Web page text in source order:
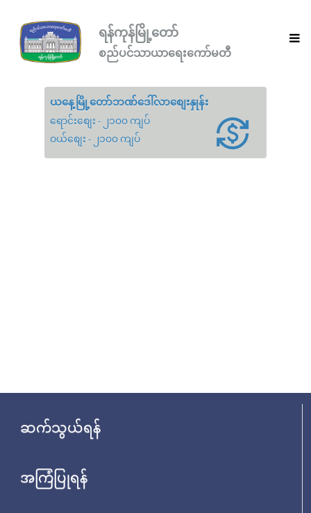
ရန်ကုန်မြို့တော်
စည်ပင်သာယာရေးကော်မတီ
ယနေ့မြို့တော်ဘဏ်ဒေါ်လာစျေးနှုန်း
ရောင်းစျေး - ၂၁၀၀ ကျပ်
ဝယ်စျေး - ၂၁၀၀ ကျပ်
ဆက်သွယ်ရန်
အကြံပြုရန်